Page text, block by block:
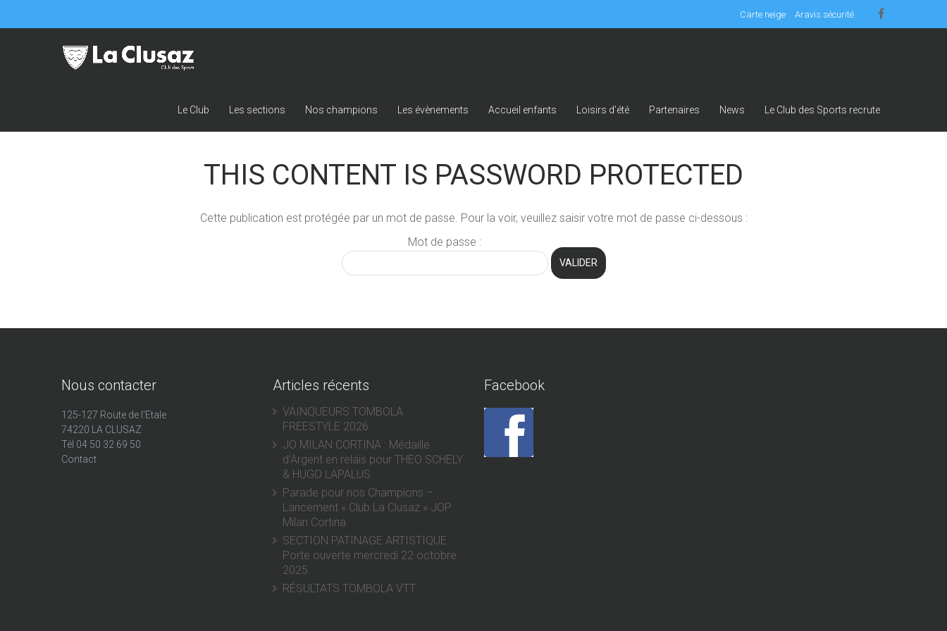
Carte neige Aravis sécurité
Le Club Les sections Nos champions Les évènements Accueil enfants Loisirs d’été Partenaires News Le Club des Sports recrute
THIS CONTENT IS PASSWORD PROTECTED
Cette publication est protégée par un mot de passe. Pour la voir, veuillez saisir votre mot de passe ci-dessous :
Mot de passe :
Nous contacter
125-127 Route de l'Etale
74220 LA CLUSAZ
Tél 04 50 32 69 50
Contact
Articles récents
VAINQUEURS TOMBOLA
FREESTYLE 2026
JO MILAN CORTINA : Médaille
d’Argent en relais pour THEO SCHELY
& HUGO LAPALUS
Parade pour nos Champions –
Lancement « Club La Clusaz » JOP
Milan Cortina
SECTION PATINAGE ARTISTIQUE :
Porte ouverte mercredi 22 octobre
2025
RÉSULTATS TOMBOLA VTT
Facebook